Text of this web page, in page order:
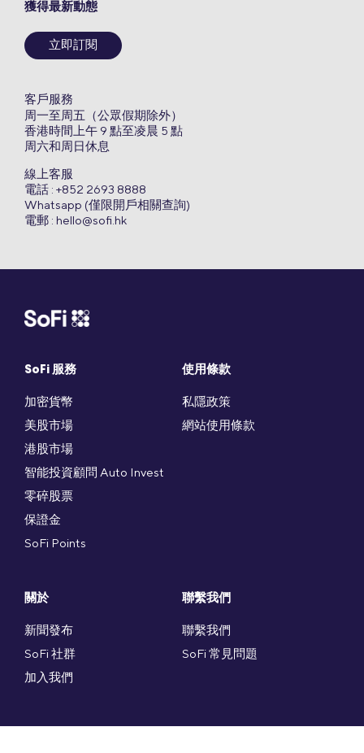
SoFi 服務
加密貨幣
美股市場
港股市場
智能投資顧問 Auto Invest
零碎股票
保證金
SoFi Points
使用條款
私隱政策
網站使用條款
關於
新聞發布
SoFi 社群
加入我們
聯繫我們
聯繫我們
SoFi 常見問題
獲得最新動態
立即訂閱
客戶服務
周一至周五（公眾假期除外）
香港時間上午 9 點至凌晨 5 點
周六和周日休息
線上客服
電話 : +852 2693 8888
Whatsapp (僅限開戶相關查詢)
電郵 : hello@sofi.hk